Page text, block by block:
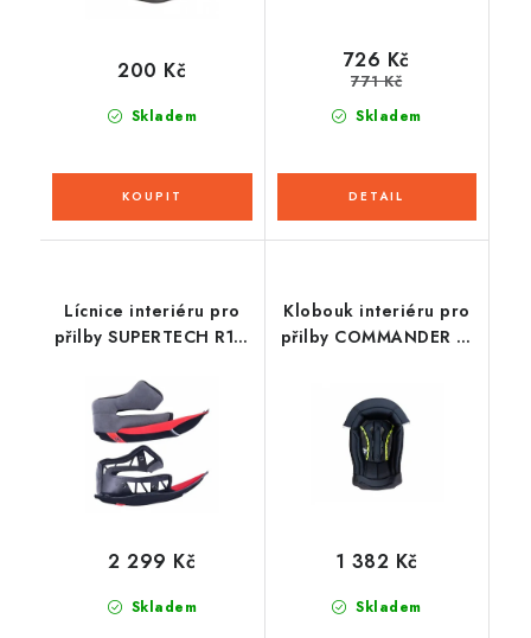
Skladem
200 Kč
Skladem
726 Kč
771 Kč
Lícnice interiéru pro
přilby SUPERTECH R10,
Skladem
2 299 Kč
Klobouk interiéru pro
přilby COMMANDER 2,
Skladem
1 382 Kč